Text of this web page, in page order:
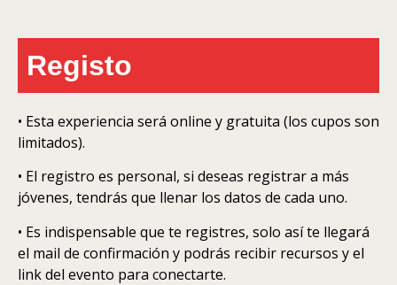
Registo
• Esta experiencia será online y gratuita (los cupos son
limitados).
• El registro es personal, si deseas registrar a más
jóvenes, tendrás que llenar los datos de cada uno.
• Es indispensable que te registres, solo así te llegará
el mail de confirmación y podrás recibir recursos y el
link del evento para conectarte.